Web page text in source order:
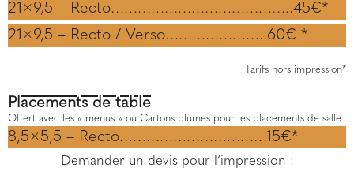
21×9,5 – Recto…………………………………..45€*
21×9,5 – Recto / Verso…………………..60€ *
Tarifs hors impression*
Placements de table
Offert avec les « menus » ou Cartons plumes pour les placements de salle.
8,5×5,5 – Recto……………………………15€*
Demander un devis pour l’impression :